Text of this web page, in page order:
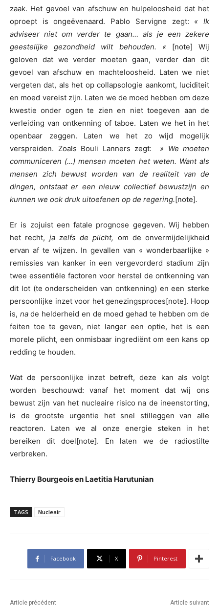
zaak. Het gevoel van afschuw en hulpeloosheid dat het
oproept is ongeëvenaard. Pablo Servigne zegt: « Ik
adviseer niet om verder te gaan… als je een zekere
geestelijke gezondheid wilt behouden. « [note] Wij
geloven dat we verder moeten gaan, verder dan dit
gevoel van afschuw en machteloosheid. Laten we niet
vergeten dat, als het op collapsologie aankomt, luciditeit
en moed vereist zijn. Laten we de moed hebben om deze
kwestie onder ogen te zien en niet toegeven aan de
verleiding van ontkenning of taboe. Laten we het in het
openbaar zeggen. Laten we het zo wijd mogelijk
verspreiden. Zoals Bouli Lanners zegt:
» We moeten
communiceren (…) mensen moeten het weten. Want als
mensen zich bewust worden van de realiteit van de
dingen, ontstaat er een nieuw collectief bewustzijn en
kunnen we ook druk uitoefenen op de regering.[note].
Er is zojuist een fatale prognose gegeven. Wij hebben
het recht, ja zelfs de plicht, om de onvermijdelijkheid
ervan af te wijzen. In gevallen van « wonderbaarlijke »
remissies van kanker in een vergevorderd stadium zijn
twee essentiële factoren voor herstel de ontkenning van
dit lot (te onderscheiden van ontkenning) en een sterke
persoonlijke inzet voor het genezingsproces[note]. Hoop
is, nade helderheid en de moed gehad te hebben om de
feiten toe te geven, niet langer een optie, het is een
morele plicht, een onmisbaar ingrediënt om een kans op
redding te houden.
Wat de persoonlijke inzet betreft, deze kan als volgt
worden beschouwd: vanaf het moment dat wij ons
bewust zijn van het nucleaire risico na de ineenstorting,
is de grootste urgentie het snel stilleggen van alle
reactoren. Laten we al onze energie steken in het
bereiken
dit doel[note]. En laten we de radiostilte
verbreken.
Thierry Bourgeoisen Laetitia Harutunian
TAGS Nucleair
Facebook X Pinterest
Article précédent Article suivant